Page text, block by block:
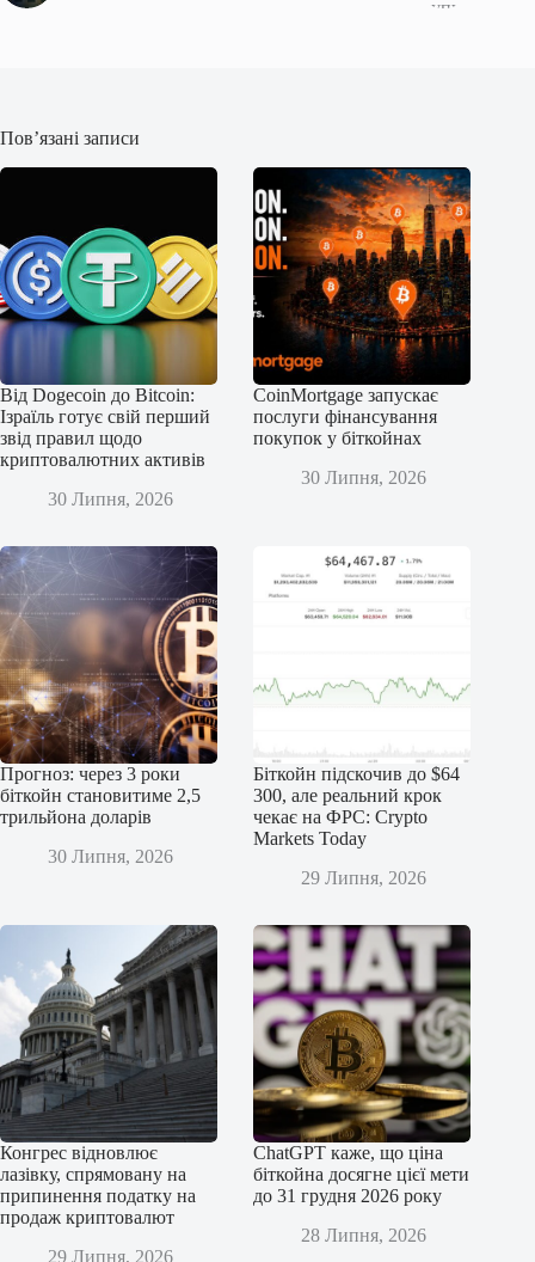
Пов’язані записи
Від Dogecoin до Bitcoin:
Ізраїль готує свій перший
звід правил щодо
криптовалютних активів
30 Липня, 2026
CoinMortgage запускає
послуги фінансування
покупок у біткойнах
30 Липня, 2026
Прогноз: через 3 роки
біткойн становитиме 2,5
трильйона доларів
30 Липня, 2026
Біткойн підскочив до $64
300, але реальний крок
чекає на ФРС: Crypto
Markets Today
29 Липня, 2026
Конгрес відновлює
лазівку, спрямовану на
припинення податку на
продаж криптовалют
29 Липня, 2026
ChatGPT каже, що ціна
біткойна досягне цієї мети
до 31 грудня 2026 року
28 Липня, 2026